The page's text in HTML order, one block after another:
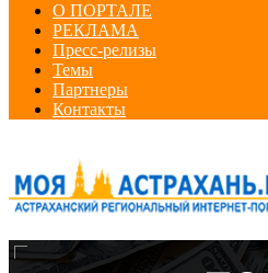
О ПОРТАЛЕ
РЕКЛАМА
Пресс-релизы
Темы
Партнеры
Контакты